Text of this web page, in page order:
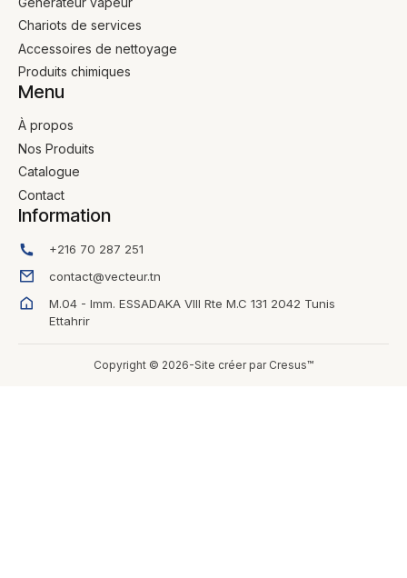
Chariots de services
Accessoires de nettoyage
Produits chimiques
Menu
À propos
Nos Produits
Catalogue
Contact
Information
+216 70 287 251
contact@vecteur.tn
M.04 - Imm. ESSADAKA VIII Rte M.C 131 2042 Tunis
Ettahrir
Copyright © 2026-Site créer par Cresus™